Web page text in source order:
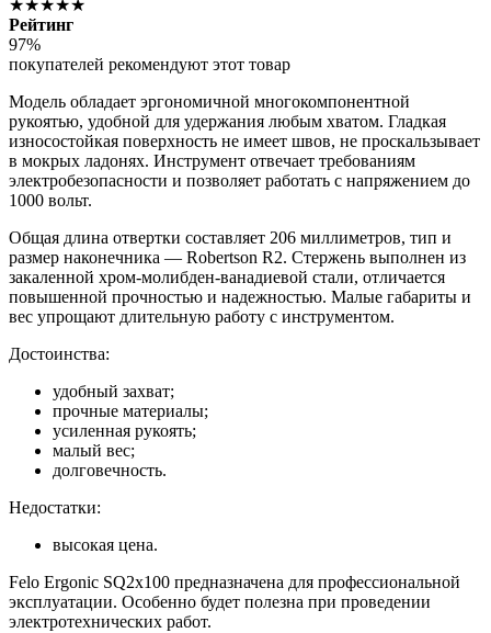
★★★★★
Рейтинг
97%
покупателей рекомендуют этот товар
Модель обладает эргономичной многокомпонентной
рукоятью, удобной для удержания любым хватом. Гладкая
износостойкая поверхность не имеет швов, не проскальзывает
в мокрых ладонях. Инструмент отвечает требованиям
электробезопасности и позволяет работать с напряжением до
1000 вольт.
Общая длина отвертки составляет 206 миллиметров, тип и
размер наконечника — Robertson R2. Стержень выполнен из
закаленной хром-молибден-ванадиевой стали, отличается
повышенной прочностью и надежностью. Малые габариты и
вес упрощают длительную работу с инструментом.
Достоинства:
удобный захват;
прочные материалы;
усиленная рукоять;
малый вес;
долговечность.
Недостатки:
высокая цена.
Felo Ergonic SQ2x100 предназначена для профессиональной
эксплуатации. Особенно будет полезна при проведении
электротехнических работ.